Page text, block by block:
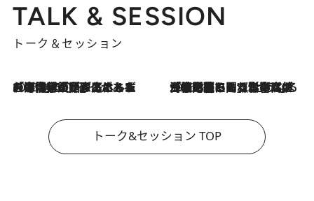
TALK & SESSION
トーク＆セッション
2026.8.3
「今後値上げがあるとすれば…」「リスクがあるのは今年の冬」エネルギー専門家が語る、ホルムズ海峡封鎖が家庭にもたらす“ある心配” 2026.8.3
「住宅建てられない…」「サーチャージ料の高値が続いている」ホルムズ海峡封鎖による影響はいつまで続く？《エネルギー専門家に聞く“どうなる日本の暮らし”》
トーク&セッション TOP